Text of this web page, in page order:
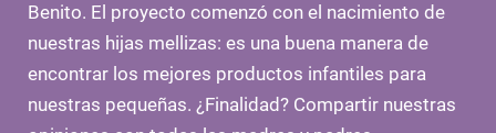
Benito. El proyecto comenzó con el nacimiento de
nuestras hijas mellizas: es una buena manera de
encontrar los mejores productos infantiles para
nuestras pequeñas. ¿Finalidad? Compartir nuestras